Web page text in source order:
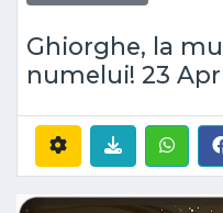
Ghiorghe, la
numelui! 23